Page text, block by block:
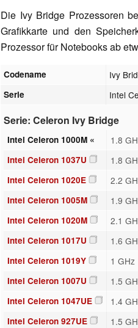
Die Ivy Bridge Prozessoren
Grafikkarte und den
Prozessor für Notebooks ab
Codename Ivy
Serie Intel
Serie: Celeron Ivy Bridge
Intel Celeron 1000M « 1.8
Intel Celeron 1037U 1.8
Intel Celeron 1020E 2.2
Intel Celeron 1005M 1.9
Intel Celeron 1020M 2.1
Intel Celeron 1017U 1.6
Intel Celeron 1019Y 1 GHz
Intel Celeron 1007U 1.5
Intel Celeron 1047UE 1.4
Intel Celeron 927UE 1.5